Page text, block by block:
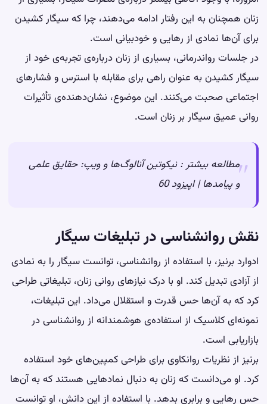
زنان همچنان به این رفتار ادامه می‌دهند، چرا که سیگار کشیدن
برای آن‌ها نمادی از رهایی و خودبیانی است.
در جلسات رواندرمانی، بسیاری از زنان درباره‌ی تجربه‌ی خود از
سیگار کشیدن به عنوان راهی برای مقابله با استرس و فشارهای
اجتماعی صحبت می‌کنند. این موضوع، نشان‌دهنده‌ی تأثیرات
روانی عمیق سیگار بر زنان است.
مطالعه بیشتر :نیکوتین آنالوگ‌ها و ویپ: حقایق علمی
و پیامدها | اپیزود 60
نقش روانشناسی در تبلیغات سیگار
ادوارد برنیز، با استفاده از روانشناسی، توانست سیگار را به نمادی
از آزادی تبدیل کند. او با درک نیازهای روانی زنان، تبلیغاتی طراحی
کرد که به آن‌ها حس قدرت و استقلال می‌داد. این تبلیغات،
نمونه‌ای کلاسیک از استفاده‌ی هوشمندانه از روانشناسی در
بازاریابی است.
برنیز از نظریات روانکاوی برای طراحی کمپین‌های خود استفاده
کرد. او می‌دانست که زنان به دنبال نمادهایی هستند که به آن‌ها
حس رهایی و برابری بدهد. با استفاده از این دانش، او توانست